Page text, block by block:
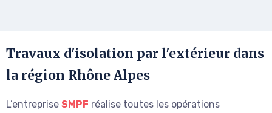
Travaux d'isolation par l'extérieur dans
la région Rhône Alpes
L’entreprise SMPF réalise toutes les opérations